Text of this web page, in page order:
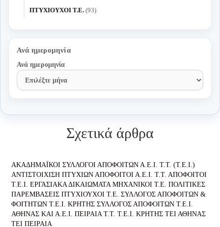
ΠΤΥΧΙΟΥΧΟΙ Τ.Ε. (93)
Ανά ημερομηνία
Ανά ημερομηνία
Σχετικά άρθρα
ΑΚΑΔΗΜΑΪΚΟΙ ΣΥΛΛΟΓΟΙ ΑΠΟΦΟΙΤΩΝ Α.Ε.Ι. Τ.Τ. (Τ.Ε.Ι.)
ΑΝΤΙΣΤΟΙΧΙΣΗ ΠΤΥΧΙΩΝ ΑΠΟΦΟΙΤΟΙ Α.Ε.Ι. Τ.Τ. ΑΠΟΦΟΙΤΟΙ
Τ.Ε.Ι.
ΕΡΓΑΣΙΑΚΑ ΔΙΚΑΙΩΜΑΤΑ ΜΗΧΑΝΙΚΟΙ Τ.Ε.
ΠΟΛΙΤΙΚΕΣ
ΠΑΡΕΜΒΑΣΕΙΣ ΠΤΥΧΙΟΥΧΟΙ Τ.Ε.
ΣΥΛΛΟΓΟΣ ΑΠΟΦΟΙΤΩΝ &
ΦΟΙΤΗΤΩΝ Τ.Ε.Ι. ΚΡΗΤΗΣ ΣΥΛΛΟΓΟΣ ΑΠΟΦΟΙΤΩΝ Τ.Ε.Ι.
ΑΘΗΝΑΣ ΚΑΙ Α.Ε.Ι. ΠΕΙΡΑΙΑ Τ.Τ. Τ.Ε.Ι. ΚΡΗΤΗΣ ΤΕΙ ΑΘΗΝΑΣ
ΤΕΙ ΠΕΙΡΑΙΑ